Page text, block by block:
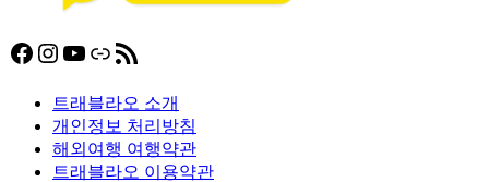
Facebook
Instagram
YouTube
링크RSS 피드
트래블라오 소개
개인정보 처리방침
해외여행 여행약관
트래블라오 이용약관